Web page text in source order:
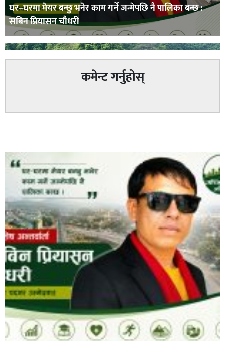
घर–घरमा मेयर बन्छु भनेर काम गर्ने जन्मेपछि नै पालिका बन्छ :
सबिन प्रियासन चौधरी
प्रहरी साहयक निरीक्षक कुलबहादुर बिककाे पहलमा खडैचा
प्रहरीले पायाे जग्गाधनी पुर्जा
कमेन्ट गर्नुहोस्